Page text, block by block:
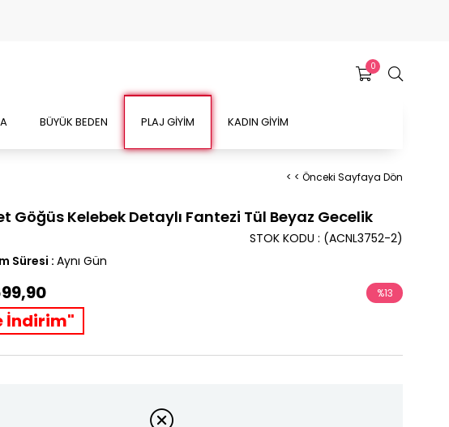
0
BÜYÜK BEDEN PLAJ GİYİM KADIN GİYİM
< < Önceki Sayfaya Dön
Göğüs Kelebek Detaylı Fantezi Tül Beyaz Gecelik
(ACNL3752-2)
STOK KODU
Süresi : Aynı Gün
%13
İndirim"